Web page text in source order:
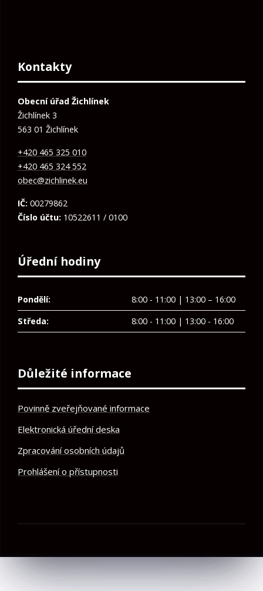
Kontakty
Obecní úřad Žichlínek
Žichlínek 3
563 01 Žichlínek
+420 465 325 010
+420 465 324 552
obec@zichlinek.eu
IČ: 00279862
Číslo účtu: 10522611 / 0100
Úřední hodiny
Pondělí:
8:00 - 11:00 | 13:00 – 16:00
Středa:
8:00 - 11:00 | 13:00 - 16:00
Důležité informace
Povinně zveřejňované informace
Elektronická úřední deska
Zpracování osobních údajů
Prohlášení o přístupnosti